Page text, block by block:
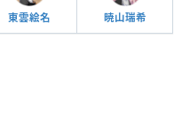
東雲絵名 暁山瑞希